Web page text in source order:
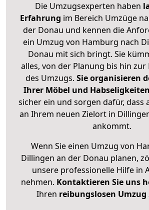
Die Umzugsexperten haben
Erfahrung im Bereich Umzüge
der Donau und kennen die
ein Umzug von Hamburg nach
Donau mit sich bringt. Sie
alles, von der Planung bis hin
des Umzugs. Sie organisieren
Ihrer Möbel und Habseligkeiten
sicher ein und sorgen dafür, dass
an Ihrem neuen Zielort in
ankommt.
Wenn Sie einen Umzug von
Dillingen an der Donau planen,
unsere professionelle Hilfe in
nehmen. Kontaktieren Sie uns
Ihren reibungslosen Umzug